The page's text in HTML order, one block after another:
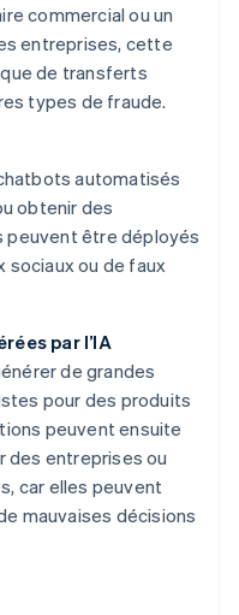
commercial ou un
entreprises, cette
de transferts
types de fraude.
automatisés
obtenir des
peuvent être déployés
sociaux ou de faux
par l’IA
de grandes
pour des produits
peuvent ensuite
des entreprises ou
car elles peuvent
mauvaises décisions